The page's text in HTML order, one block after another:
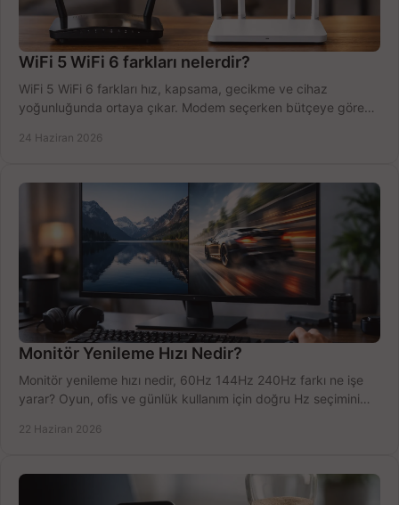
WiFi 5 WiFi 6 farkları nelerdir?
WiFi 5 WiFi 6 farkları hız, kapsama, gecikme ve cihaz
yoğunluğunda ortaya çıkar. Modem seçerken bütçeye göre
24 Haziran 2026
Monitör Yenileme Hızı Nedir?
Monitör yenileme hızı nedir, 60Hz 144Hz 240Hz farkı ne işe
yarar? Oyun, ofis ve günlük kullanım için doğru Hz seçimini
22 Haziran 2026